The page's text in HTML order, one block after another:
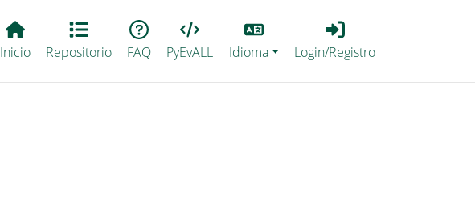
Main EvALL
Inicio Repositorio FAQ PyEvALL
Lang
Idioma
Login_Registro
Login/Registro